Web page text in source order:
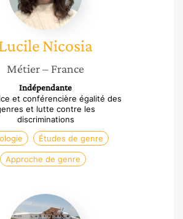
Nicosia
Métier– France
Indépendante
et conférencière égalité des
et lutte contre les
discriminations
Études de genre
Approche de genre
Fernande
Été